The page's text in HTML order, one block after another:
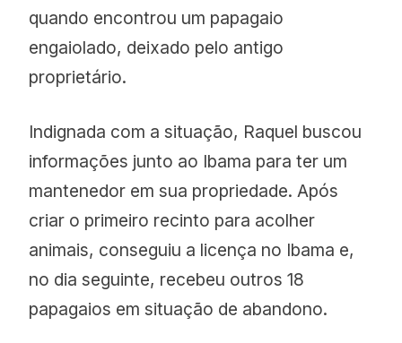
quando encontrou um papagaio
engaiolado, deixado pelo antigo
proprietário.
Indignada com a situação, Raquel buscou
informações junto ao Ibama para ter um
mantenedor em sua propriedade. Após
criar o primeiro recinto para acolher
animais, conseguiu a licença no Ibama e,
no dia seguinte, recebeu outros 18
papagaios em situação de abandono.